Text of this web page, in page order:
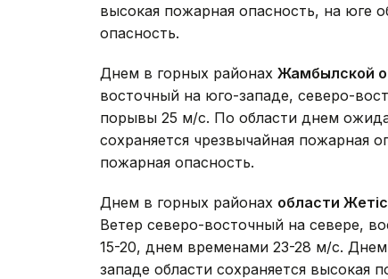
высокая пожарная опасность, на юге
опасность.
Днем в горных районах Жамбылской
восточный на юго-западе, северо-
порывы 25 м/с. По области днем
сохраняется чрезвычайная пожарная
пожарная опасность.
Днем в горных районах области
Ветер северо-восточный на севере,
15-20, днем временами 23-28 м/с.
западе области сохраняется высокая